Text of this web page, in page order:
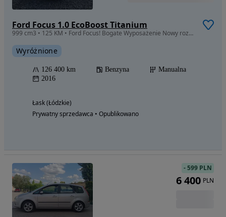
Ford Focus 1.0 EcoBoost Titanium
999 cm3 • 125 KM • Ford Focus! Bogate Wyposażenie Nowy rozrząd! Gwarancja!
Wyróżnione
126 400 km Benzyna
Manualna
2016
Łask (Łódzkie)
Prywatny sprzedawca • Opublikowano
-599 PLN
6 400 PLN